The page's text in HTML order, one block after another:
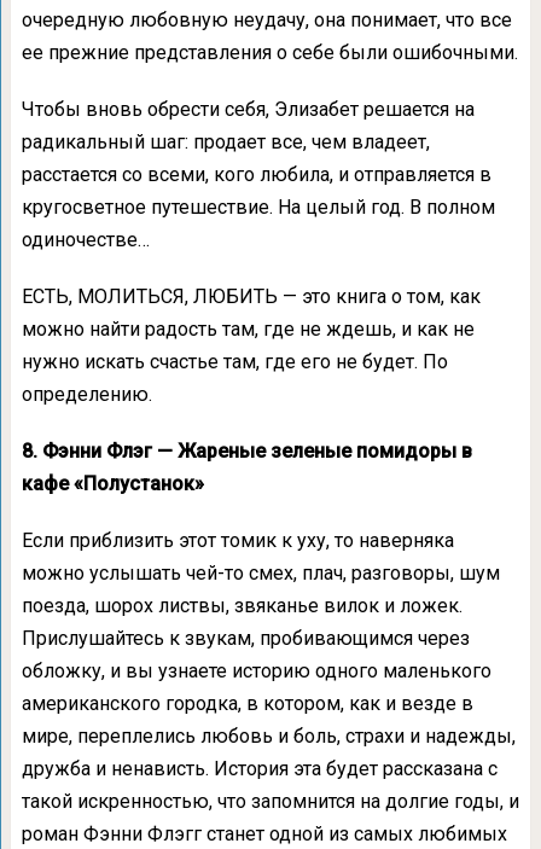
очередную любовную неудачу, она понимает, что все
ее прежние представления о себе были ошибочными.
Чтобы вновь обрести себя, Элизабет решается на
радикальный шаг: продает все, чем владеет,
расстается со всеми, кого любила, и отправляется в
кругосветное путешествие. На целый год. В полном
одиночестве…
ЕСТЬ, МОЛИТЬСЯ, ЛЮБИТЬ — это книга о том, как
можно найти радость там, где не ждешь, и как не
нужно искать счастье там, где его не будет. По
определению.
8. Фэнни Флэг — Жареные зеленые помидоры в
кафе «Полустанок»
Если приблизить этот томик к уху, то наверняка
можно услышать чей-то смех, плач, разговоры, шум
поезда, шорох листвы, звяканье вилок и ложек.
Прислушайтесь к звукам, пробивающимся через
обложку, и вы узнаете историю одного маленького
американского городка, в котором, как и везде в
мире, переплелись любовь и боль, страхи и надежды,
дружба и ненависть. История эта будет рассказана с
такой искренностью, что запомнится на долгие годы, и
роман Фэнни Флэгг станет одной из самых любимых